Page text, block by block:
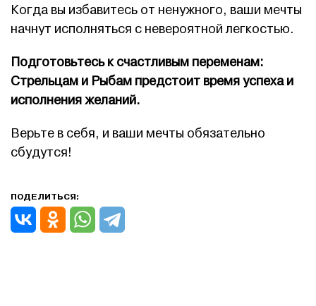
Когда вы избавитесь от ненужного, ваши мечты
начнут исполняться с невероятной легкостью.
Подготовьтесь к счастливым переменам:
Стрельцам и Рыбам предстоит время успеха и
исполнения желаний.
Верьте в себя, и ваши мечты обязательно
сбудутся!
ПОДЕЛИТЬСЯ: